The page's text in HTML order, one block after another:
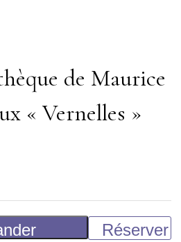
de Maurice
« Vernelles »
Réserver